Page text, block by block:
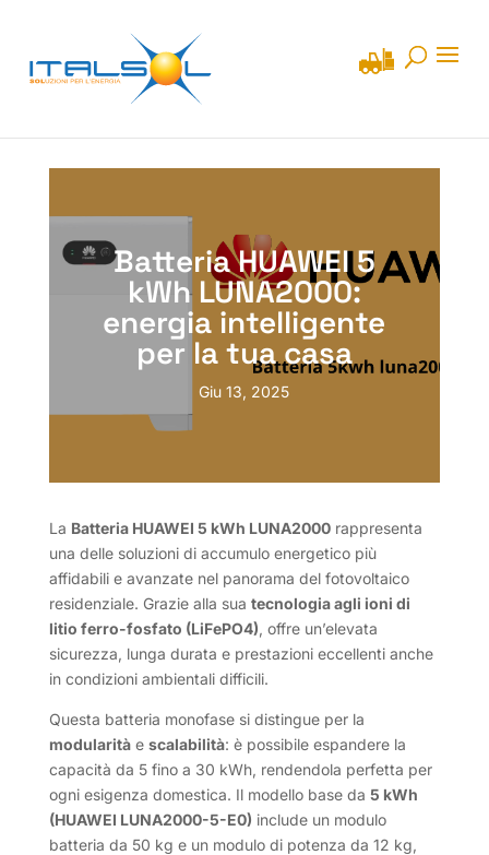
Batteria HUAWEI 5
kWh LUNA2000:
energia intelligente
per la tua casa
Giu 13, 2025
La Batteria HUAWEI 5 kWh LUNA2000rappresenta
una delle soluzioni di accumulo energetico più
affidabili e avanzate nel panorama del fotovoltaico
residenziale. Grazie alla sua tecnologia agli ioni di
litio ferro-fosfato (LiFePO4), offre un’elevata
sicurezza, lunga durata e prestazioni eccellenti anche
in condizioni ambientali difficili.
Questa batteria monofase si distingue per la
modularitàe scalabilità: è possibile espandere la
capacità da 5 fino a 30 kWh, rendendola perfetta per
ogni esigenza domestica. Il modello base da 5 kWh
(HUAWEI LUNA2000-5-E0) include un modulo
batteria da 50 kg e un modulo di potenza da 12 kg,